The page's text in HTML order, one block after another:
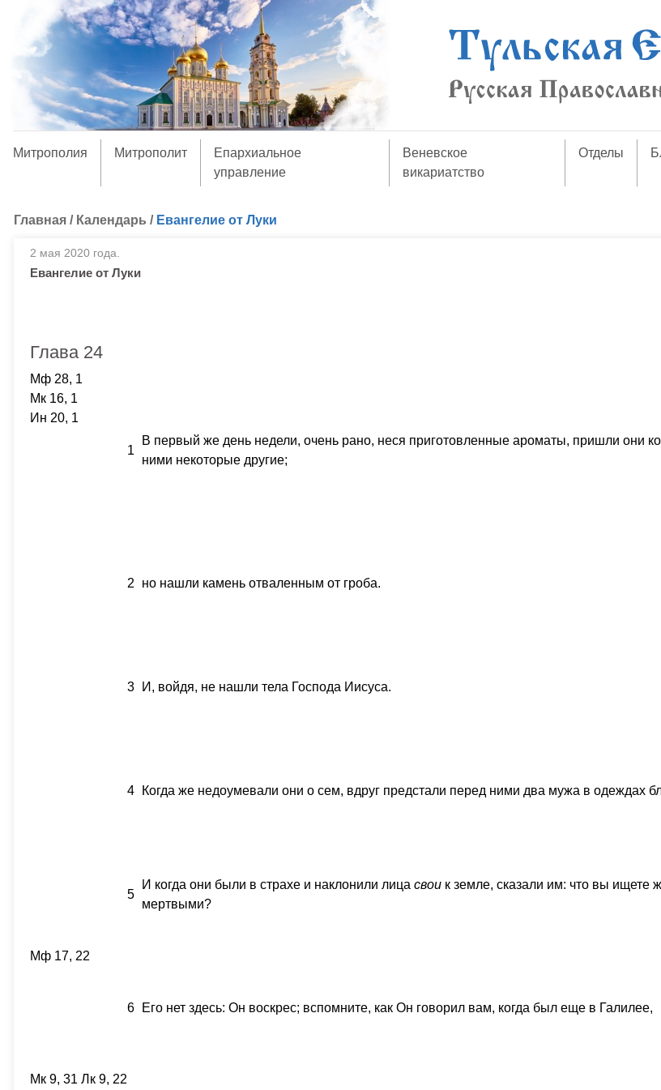
Митрополия Митрополит
Епархиальное
управление
Веневское
викариатство
Отделы
Главная / Календарь / Евангелие от Луки
2 мая 2020 года.
Евангелие от Луки
Глава 24
Мф 28, 1
Мк 16, 1
Ин 20, 1
1
В первый же день недели, очень рано, неся приготовленные ароматы, пришли они ко
ними некоторые другие;
2 но нашли камень отваленным от гроба.
3 И, войдя, не нашли тела Господа Иисуса.
4 Когда же недоумевали они о сем, вдруг предстали перед ними два мужа в одеждах
5
И когда они были в страхе и наклонили лица свои к земле, сказали им: что вы ищете
мертвыми?
Мф 17, 22
6 Его нет здесь: Он воскрес; вспомните, как Он говорил вам, когда был еще в Галилее,
Мк 9, 31 Лк 9, 22